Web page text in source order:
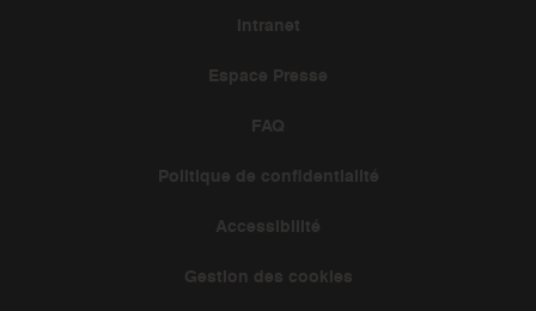
Intranet
Espace Presse
FAQ
Politique de confidentialité
Accessibilité
Gestion des cookies